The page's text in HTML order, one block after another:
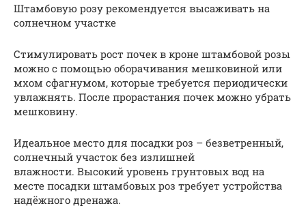
Штамбовую розу рекомендуется высаживать на
солнечном участке
Стимулировать рост почек в кроне штамбовой розы
можно с помощью оборачивания мешковиной или
мхом сфагнумом, которые требуется периодически
увлажнять. После прорастания почек можно убрать
мешковину.
Идеальное место для посадки роз – безветренный,
солнечный участок без излишней
влажности. Высокий уровень грунтовых вод на
месте посадки штамбовых роз требует устройства
надёжного дренажа.